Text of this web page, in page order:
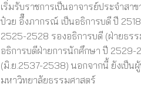
เริ่มรับราชการเป็นอาจารย์ประจำส
ป๋วย อึ๊งภากรณ์ เป็นอธิการบดี ปี
2525-2528 รองอธิการบดี (ฝ่ายธร
อธิการบดีฝ่ายการนักศึกษา ปี
(มิ.ย.2537-2538) นอกจากนี้ ยังเป็น
มหาวิทยาลัยธรรมศาสตร์